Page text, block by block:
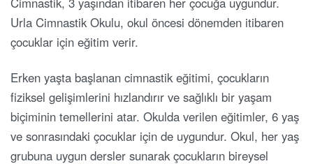
Urla Cimnastik Okulu, okul öncesi dönemden itibaren
çocuklar için eğitim verir.
Erken yaşta başlanan cimnastik eğitimi, çocukların
fiziksel gelişimlerini hızlandırır ve sağlıklı bir yaşam
biçiminin temellerini atar. Okulda verilen eğitimler, 6 yaş
ve sonrasındaki çocuklar için de uygundur. Okul, her yaş
grubuna uygun dersler sunarak çocukların bireysel